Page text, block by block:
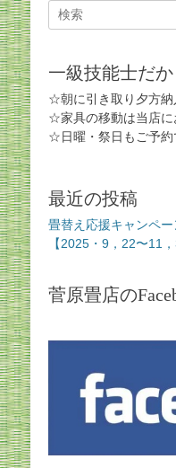
ゲ
シ
ョ
ン
Search
for:
一級技能士だ
☆朝に引き取り夕方納
☆家具の移動は当店に
☆日曜・祭日もご予約
最近の投稿
畳替え応援キャンペー
【2025・9，22〜11，
菅原畳店の